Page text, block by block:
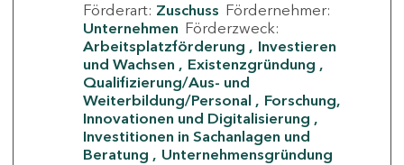
Förderart: Zuschuss Fördernehmer:
Unternehmen Förderzweck:
Arbeitsplatzförderung
Investieren
und Wachsen
Existenzgründung
Qualifizierung/Aus- und
Weiterbildung/Personal
Forschung,
Innovationen und Digitalisierung
Investitionen in Sachanlagen und
Beratung
Unternehmensgründung